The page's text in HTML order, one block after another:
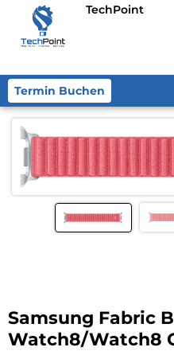
TechPoint
Termin Buchen
Samsung Fabric
Watch8/Watch8